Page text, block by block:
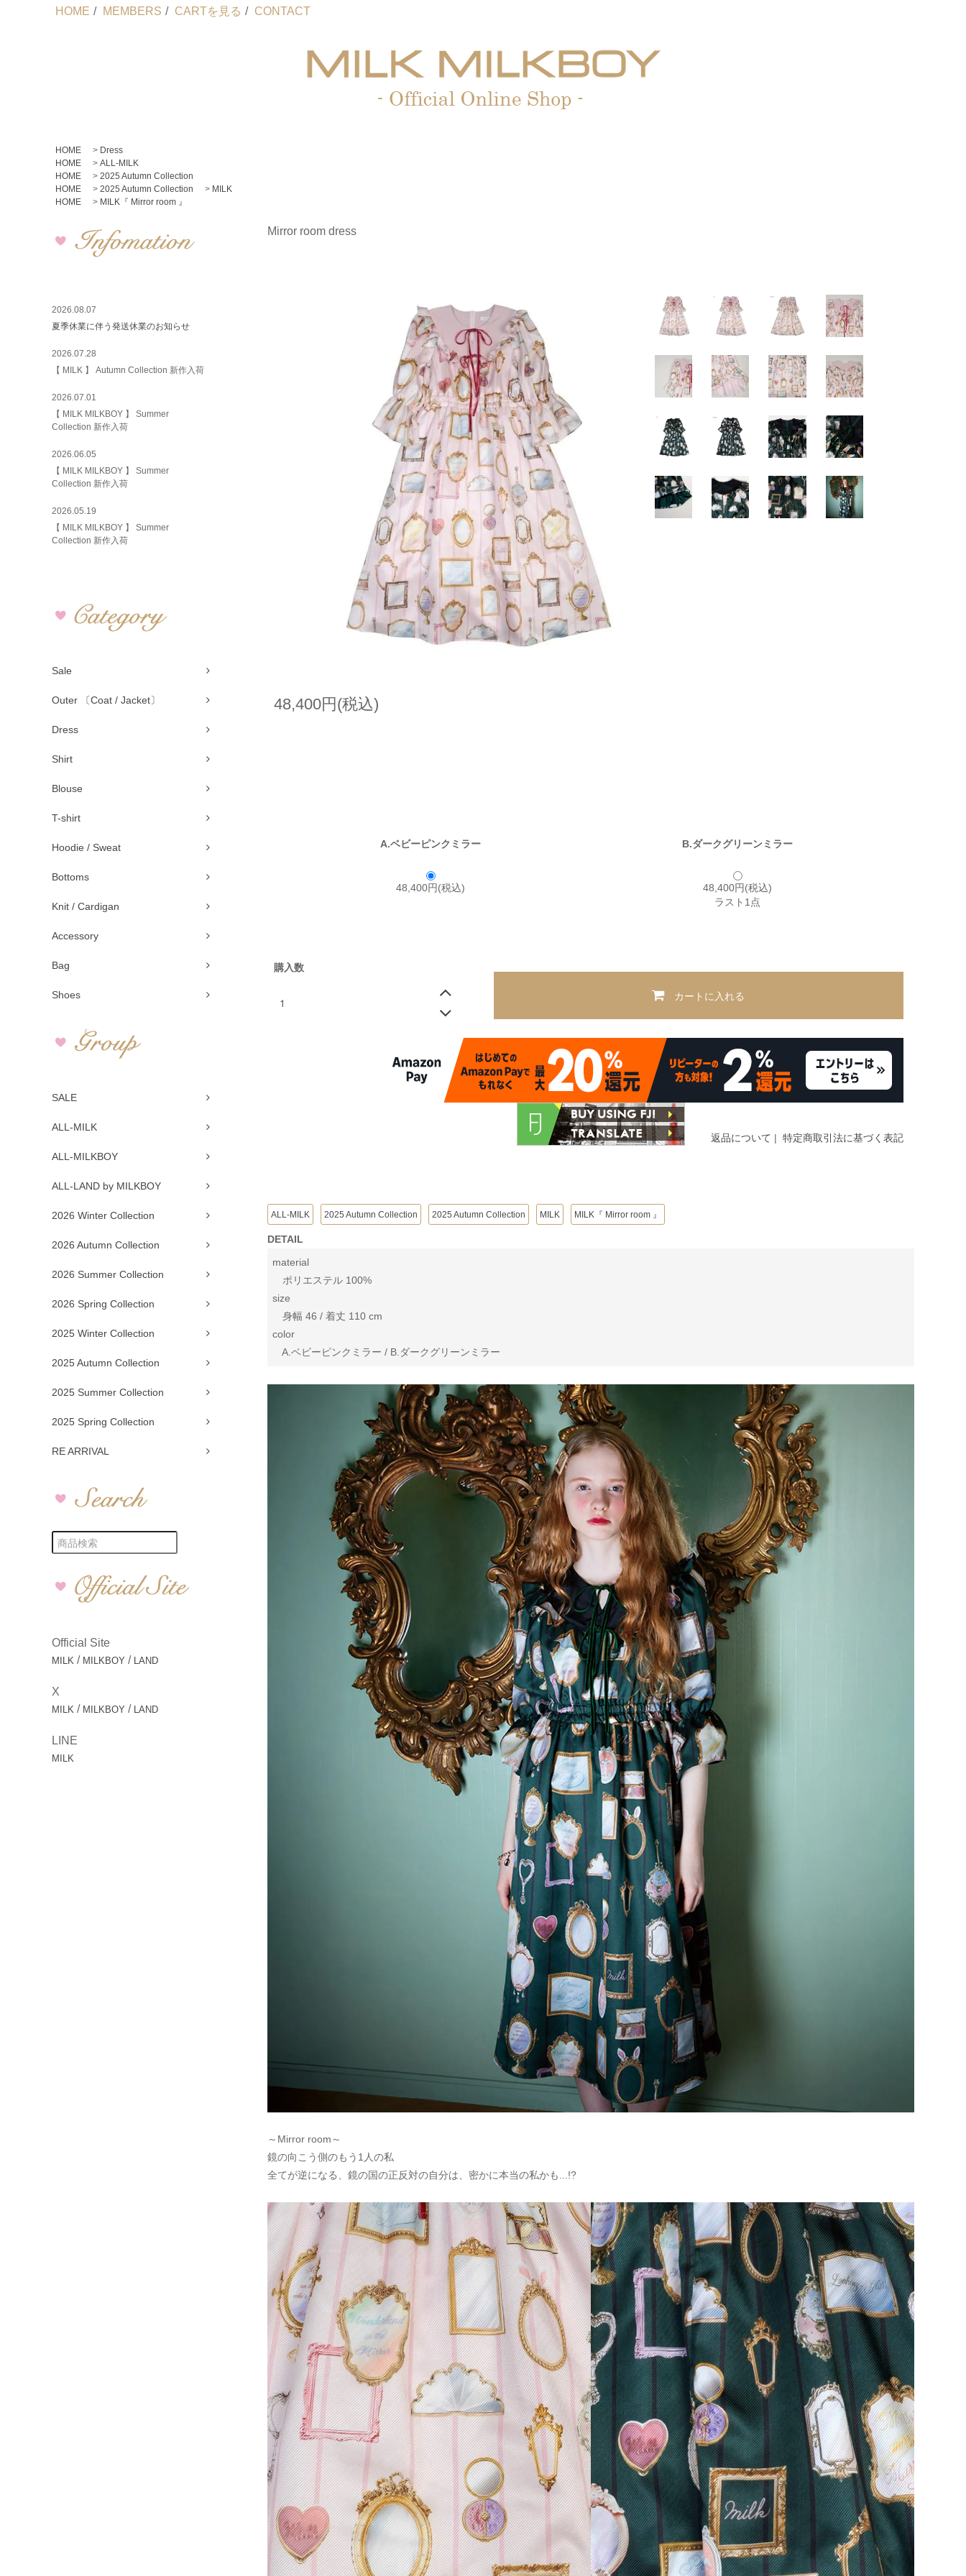
HOME / MEMBERS / CARTを見る / CONTACT
HOME > Dress
HOME
> ALL-MILK
HOME
> 2025 Autumn Collection
HOME
> 2025 Autumn Collection > MILK
HOME
> MILK『 Mirror room 』
2026.08.07
夏季休業に伴う発送休業のお知らせ
2026.07.28
【 MILK 】 Autumn Collection 新作入荷
2026.07.01
【 MILK MILKBOY 】 Summer
Collection 新作入荷
2026.06.05
【 MILK MILKBOY 】 Summer
Collection 新作入荷
2026.05.19
【 MILK MILKBOY 】 Summer
Collection 新作入荷
Sale
Outer 〔Coat / Jacket〕
Dress
Shirt
Blouse
T-shirt
Hoodie / Sweat
Bottoms
Knit / Cardigan
Accessory
Bag
Shoes
SALE
ALL-MILK
ALL-MILKBOY
ALL-LAND by MILKBOY
2026 Winter Collection
2026 Autumn Collection
2026 Summer Collection
2026 Spring Collection
2025 Winter Collection
2025 Autumn Collection
2025 Summer Collection
2025 Spring Collection
RE ARRIVAL
Official Site
MILK / MILKBOY / LAND
X
MILK / MILKBOY / LAND
LINE
MILK
Mirror room dress
48,400円(税込)
A.ベビーピンクミラー B.ダークグリーンミラー
48,400円(税込)
48,400円(税込)
ラスト1点
購入数
カートに入れる
返品について | 特定商取引法に基づく表記
ALL-MILK 2025 Autumn Collection 2025 Autumn Collection MILK MILK『 Mirror room 』
DETAIL
material
ポリエステル 100%
size
身幅 46 / 着丈 110 cm
color
A.ベビーピンクミラー / B.ダークグリーンミラー
～Mirror room～
鏡の向こう側のもう1人の私
全てが逆になる、鏡の国の正反対の自分は、密かに本当の私かも...!?